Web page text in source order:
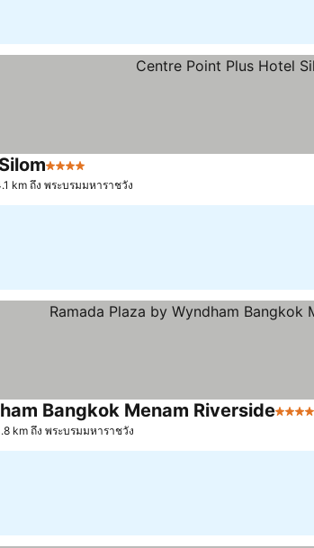
4 ดาว
km ถึง พระบรมมหาราชวัง
Bangkok Menam Riverside5 ดาว
km ถึง พระบรมมหาราชวัง